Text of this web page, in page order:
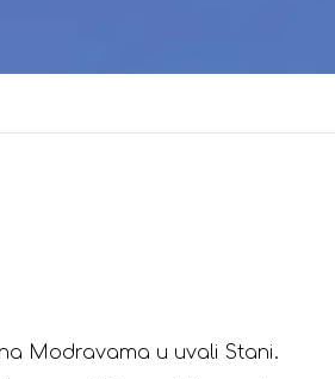
Modravama u uvali Stani.